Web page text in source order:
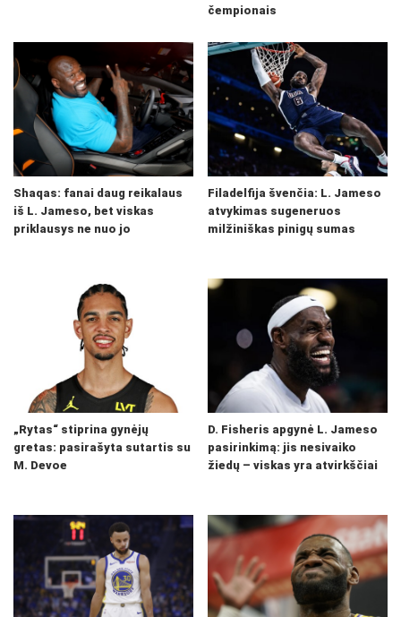
čempionais
Shaqas: fanai daug reikalaus
iš L. Jameso, bet viskas
priklausys ne nuo jo
Filadelfija švenčia: L. Jameso
atvykimas sugeneruos
milžiniškas pinigų sumas
„Rytas“ stiprina gynėjų
gretas: pasirašyta sutartis su
M. Devoe
D. Fisheris apgynė L. Jameso
pasirinkimą: jis nesivaiko
žiedų – viskas yra atvirkščiai